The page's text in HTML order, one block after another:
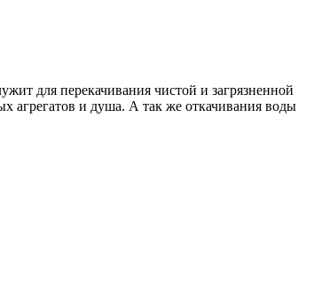
для перекачивания чистой и загрязненной
агрегатов и душа. А так же откачивания воды